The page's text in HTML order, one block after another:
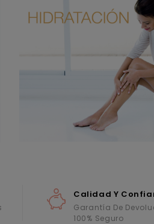
Calidad Y
Garantía De
100% Seguro